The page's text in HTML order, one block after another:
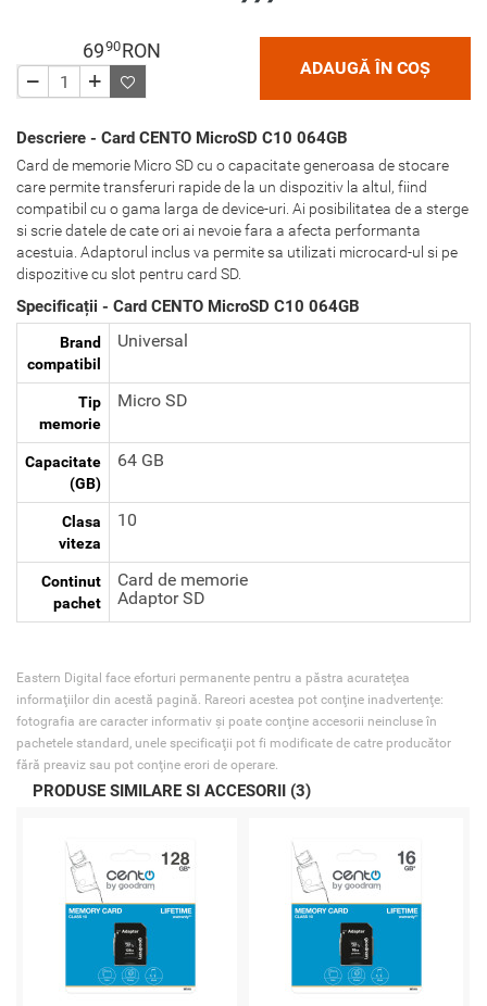
6990RON
ADAUGĂ ÎN COȘ
Descriere - Card CENTO MicroSD C10 064GB
Card de memorie Micro SD cu o capacitate generoasa de stocare
care permite transferuri rapide de la un dispozitiv la altul, fiind
compatibil cu o gama larga de device-uri. Ai posibilitatea de a sterge
si scrie datele de cate ori ai nevoie fara a afecta performanta
acestuia. Adaptorul inclus va permite sa utilizati microcard-ul si pe
dispozitive cu slot pentru card SD.
Specificații - Card CENTO MicroSD C10 064GB
Brand
compatibil
Universal
Tip
memorie
Micro SD
Capacitate
(GB)
64 GB
Clasa
viteza
10
Continut
pachet
Card de memorie
Adaptor SD
Eastern Digital face eforturi permanente pentru a păstra acurateţea
informaţiilor din acestă pagină. Rareori acestea pot conţine inadvertenţe:
fotografia are caracter informativ şi poate conţine accesorii neincluse în
pachetele standard, unele specificaţii pot fi modificate de catre producător
fără preaviz sau pot conţine erori de operare.
PRODUSE SIMILARE SI ACCESORII (3)